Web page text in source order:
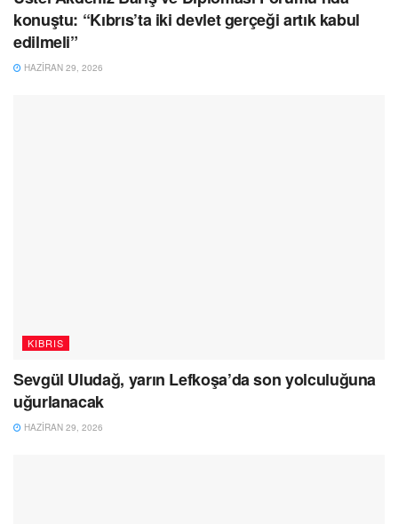
konuştu: “Kıbrıs’ta iki devlet gerçeği artık kabul
edilmeli”
HAZIRAN 29, 2026
KIBRIS
Sevgül Uludağ, yarın Lefkoşa’da son yolculuğuna
uğurlanacak
HAZIRAN 29, 2026